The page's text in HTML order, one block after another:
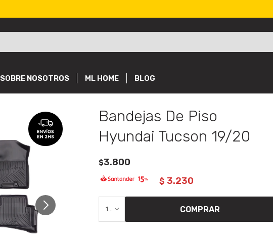
SOBRE NOSOTROS ML HOME BLOG
Bandejas De Piso
Hyundai Tucson 19/20
$3.800
$ 3.230
COMPRAR